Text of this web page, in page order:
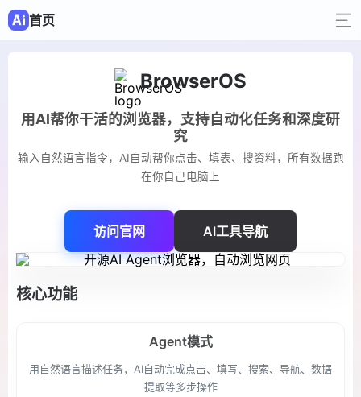
首页
BrowserOS
用AI帮你干活的浏览器，支持自动化任务和深度研
究
输入自然语言指令，AI自动帮你点击、填表、搜资料，所有数据跑
在你自己电脑上
访问官网 AI工具导航
核心功能
Agent模式
用自然语言描述任务，AI自动完成点击、填写、搜索、导航、数据
提取等多步操作